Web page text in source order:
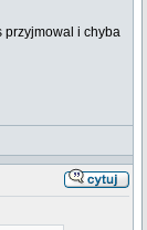
przyjmowal i chyba